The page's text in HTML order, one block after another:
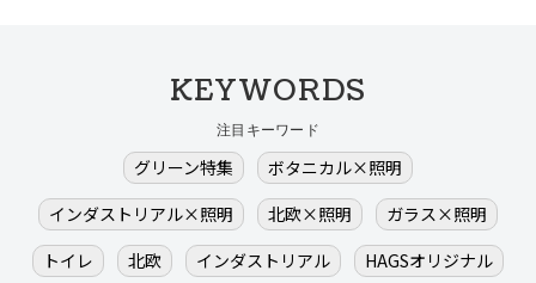
KEYWORDS
注目キーワード
グリーン特集
ボタニカル×照明
インダストリアル×照明
北欧×照明
ガラス×照明
トイレ
北欧 インダストリアル
HAGSオリジナル